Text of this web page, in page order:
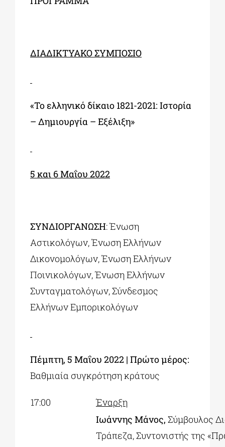
ΔΙΑΔΙΚΤΥΑΚΟ ΣΥΜΠΟΣΙΟ
«Το ελληνικό δίκαιο 1821-2021: Ιστορία
– Δημιουργία – Εξέλιξη»
5 και 6 Μαΐου 2022
ΣΥΝΔΙΟΡΓΑΝΩΣΗ: Ένωση
Αστικολόγων, Ένωση Ελλήνων
Δικονομολόγων, Ένωση Ελλήνων
Ποινικολόγων, Ένωση Ελλήνων
Συνταγματολόγων, Σύνδεσμος
Ελλήνων Εμπορικολόγων
Πέμπτη, 5 Μαΐου 2022 | Πρώτο μέρος:
Βαθμιαία συγκρότηση κράτους
17:00
Έναρξη
Ιωάννης Μάνος, Σύμβουλος
Τράπεζα, Συντονιστής της